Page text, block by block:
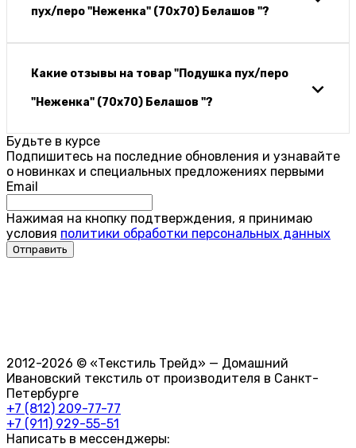
пух/перо "Неженка" (70х70) Белашов "?
Какие отзывы на товар "Подушка пух/перо
"Неженка" (70х70) Белашов "?
Будьте в курсе
Подпишитесь на последние обновления и узнавайте
о новинках и специальных предложениях первыми
Email
Нажимая на кнопку подтверждения, я принимаю
условия политики обработки персональных данных
2012-2026 © «Текстиль Трейд» — Домашний
Ивановский текстиль от производителя в Санкт-
Петербурге
+7 (812) 209-77-77
+7 (911) 929-55-51
Написать в мессенджеры: